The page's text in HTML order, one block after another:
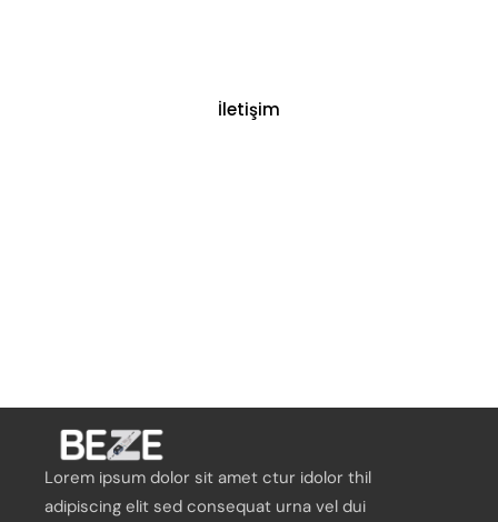
İletişim
Lorem ipsum dolor sit amet ctur idolor thil
adipiscing elit sed consequat urna vel dui